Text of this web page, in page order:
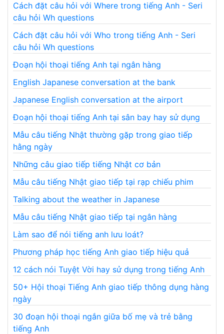
Cách đặt câu hỏi với Where trong tiếng Anh - Seri
câu hỏi Wh questions
Cách đặt câu hỏi với Who trong tiếng Anh - Seri
câu hỏi Wh questions
Đoạn hội thoại tiếng Anh tại ngân hàng
English Japanese conversation at the bank
Japanese English conversation at the airport
Đoạn hội thoại tiếng Anh tại sân bay hay sử dụng
Mẫu câu tiếng Nhật thường gặp trong giao tiếp
hằng ngày
Những câu giao tiếp tiếng Nhật cơ bản
Mẫu câu tiếng Nhật giao tiếp tại rạp chiếu phim
Talking about the weather in Japanese
Mẫu câu tiếng Nhật giao tiếp tại ngân hàng
Làm sao để nói tiếng anh lưu loát?
Phương pháp học tiếng Anh giao tiếp hiệu quả
12 cách nói Tuyệt Vời hay sử dụng trong tiếng Anh
50+ Hội thoại Tiếng Anh giao tiếp thông dụng hàng
ngày
30 đoạn hội thoại ngắn giữa bố mẹ và trẻ bằng
tiếng Anh